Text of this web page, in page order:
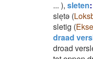
... ), sleten:
sleͅtə (
sletig (
draad
droad